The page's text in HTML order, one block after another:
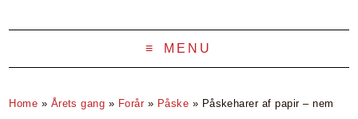
MENU
Home » Årets gang » Forår » Påske » Påskeharer af papir – nem